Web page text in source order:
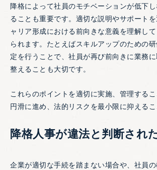
降格によって社員のモチベーションが低下
ることも重要です。適切な説明やサポート
ャリア形成における前向きな意義を理解し
られます。たとえばスキルアップのための
定を行うことで、社員が再び前向きに業務
整えることも大切です。
これらのポイントを適切に実施、管理する
円滑に進め、法的リスクを最小限に抑えるこ
降格人事が違法と判断され
企業が適切な手続を踏まない場合や、社員